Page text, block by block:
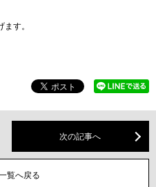
す。
次の記事へ
覧へ戻る